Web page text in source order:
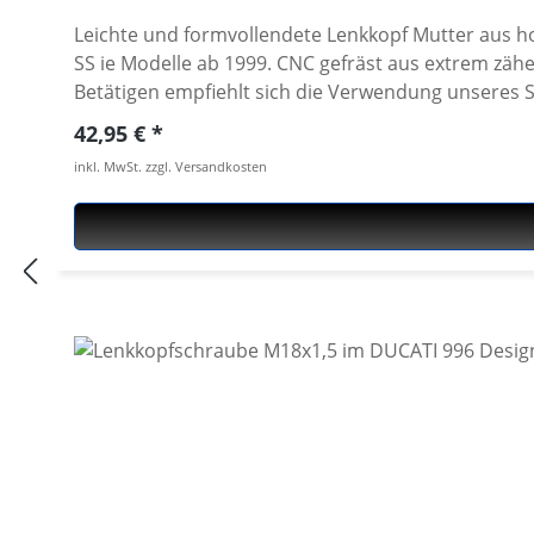
Leichte und formvollendete Lenkkopf Mutter aus
SS ie Modelle ab 1999. CNC gefräst aus extrem zähen
Betätigen empfiehlt sich die Verwendung unseres
Loch Antrieb für Ducati original- oder Performanceparts Lenkkopfwerkzeug
Ducati Supersport 1000 ie 2006 Ducati
Ducati Supersport 800 ie 2003 Ducati Supersport
Supersport 750 ie 2001 Ducati Supersport 900 ie
Supersport 900 ie
Regulärer Preis:
42,95 €
inkl. MwSt. zzgl. Versandkosten